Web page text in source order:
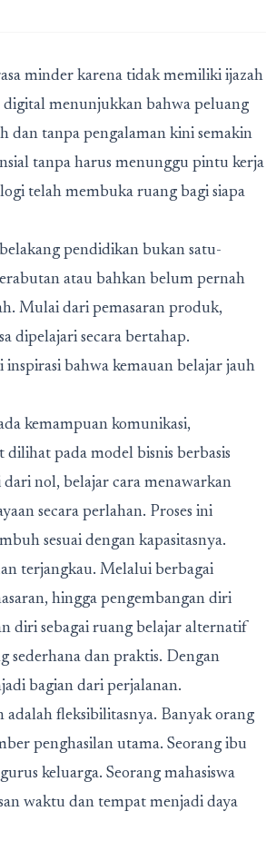
minder karena tidak memiliki ijazah
digital menunjukkan bahwa peluang
dan tanpa pengalaman kini semakin
tanpa harus menunggu pintu kerja
telah membuka ruang bagi siapa
pendidikan bukan satu-
atau bahkan belum pernah
Mulai dari pemasaran produk,
dipelajari secara bertahap.
inspirasi bahwa kemauan belajar jauh
kemampuan komunikasi,
pada model bisnis berbasis
nol, belajar cara menawarkan
secara perlahan. Proses ini
sesuai dengan kapasitasnya.
terjangkau. Melalui berbagai
hingga pengembangan diri
diri sebagai ruang belajar alternatif
sederhana dan praktis. Dengan
bagian dari perjalanan.
adalah fleksibilitasnya. Banyak orang
penghasilan utama. Seorang ibu
keluarga. Seorang mahasiswa
waktu dan tempat menjadi daya